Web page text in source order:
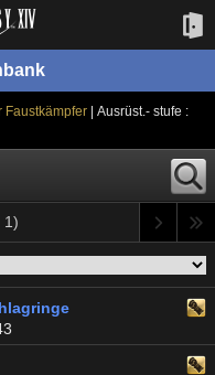
Faustkämpfer
| Ausrüst.- stufe :
1)